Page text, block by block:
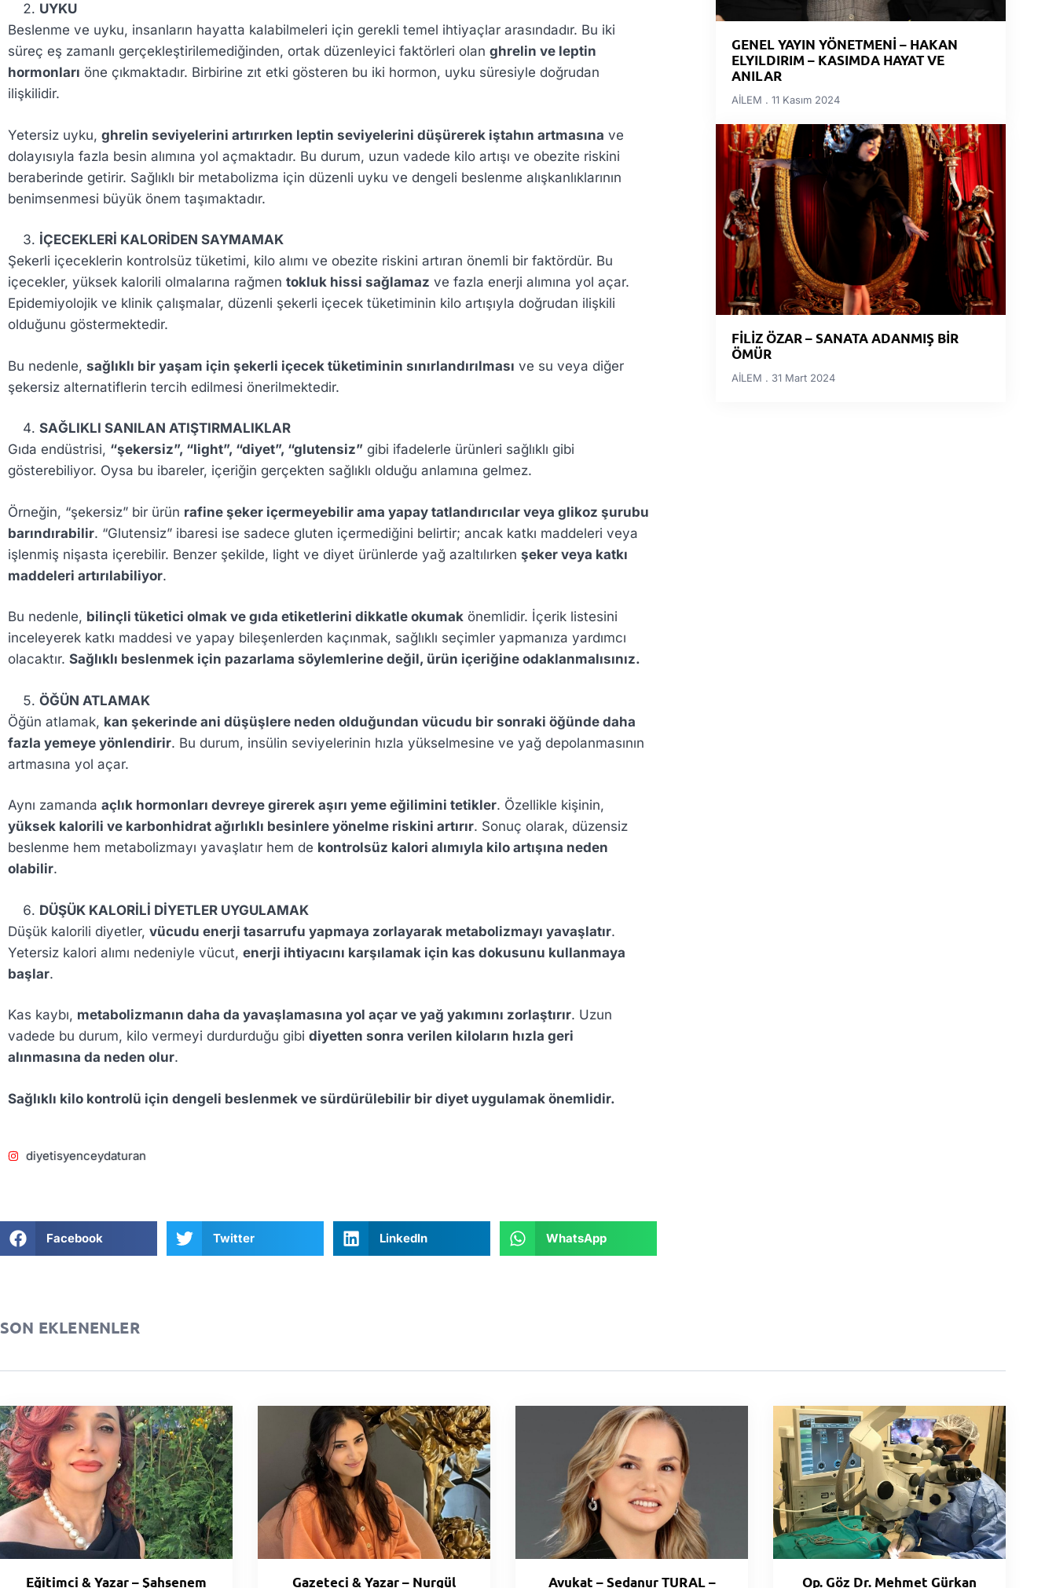
UYKU
Beslenme ve uyku, insanların hayatta kalabilmeleri için gerekli temel ihtiyaçlar arasındadır. Bu iki
süreç eş zamanlı gerçekleştirilemediğinden, ortak düzenleyici faktörleri olan ghrelin ve leptin
hormonları öne çıkmaktadır. Birbirine zıt etki gösteren bu iki hormon, uyku süresiyle doğrudan
ilişkilidir.
Yetersiz uyku, ghrelin seviyelerini artırırken leptin seviyelerini düşürerek iştahın artmasına ve
dolayısıyla fazla besin alımına yol açmaktadır. Bu durum, uzun vadede kilo artışı ve obezite riskini
beraberinde getirir. Sağlıklı bir metabolizma için düzenli uyku ve dengeli beslenme alışkanlıklarının
benimsenmesi büyük önem taşımaktadır.
İÇECEKLERİ KALORİDEN SAYMAMAK
Şekerli içeceklerin kontrolsüz tüketimi, kilo alımı ve obezite riskini artıran önemli bir faktördür. Bu
içecekler, yüksek kalorili olmalarına rağmen tokluk hissi sağlamaz ve fazla enerji alımına yol açar.
Epidemiyolojik ve klinik çalışmalar, düzenli şekerli içecek tüketiminin kilo artışıyla doğrudan ilişkili
olduğunu göstermektedir.
Bu nedenle, sağlıklı bir yaşam için şekerli içecek tüketiminin sınırlandırılması ve su veya diğer
şekersiz alternatiflerin tercih edilmesi önerilmektedir.
SAĞLIKLI SANILAN ATIŞTIRMALIKLAR
Gıda endüstrisi, “şekersiz”, “light”, “diyet”, “glutensiz” gibi ifadelerle ürünleri sağlıklı gibi
gösterebiliyor. Oysa bu ibareler, içeriğin gerçekten sağlıklı olduğu anlamına gelmez.
Örneğin, “şekersiz” bir ürün rafine şeker içermeyebilir ama yapay tatlandırıcılar veya glikoz şurubu
barındırabilir. “Glutensiz” ibaresi ise sadece gluten içermediğini belirtir; ancak katkı maddeleri veya
işlenmiş nişasta içerebilir. Benzer şekilde, light ve diyet ürünlerde yağ azaltılırken şeker veya katkı
maddeleri artırılabiliyor.
Bu nedenle, bilinçli tüketici olmak ve gıda etiketlerini dikkatle okumak önemlidir. İçerik listesini
inceleyerek katkı maddesi ve yapay bileşenlerden kaçınmak, sağlıklı seçimler yapmanıza yardımcı
olacaktır. Sağlıklı beslenmek için pazarlama söylemlerine değil, ürün içeriğine odaklanmalısınız.
ÖĞÜN ATLAMAK
Öğün atlamak, kan şekerinde ani düşüşlere neden olduğundan vücudu bir sonraki öğünde daha
fazla yemeye yönlendirir. Bu durum, insülin seviyelerinin hızla yükselmesine ve yağ depolanmasının
artmasına yol açar.
Aynı zamanda açlık hormonları devreye girerek aşırı yeme eğilimini tetikler. Özellikle kişinin,
yüksek kalorili ve karbonhidrat ağırlıklı besinlere yönelme riskini artırır. Sonuç olarak, düzensiz
beslenme hem metabolizmayı yavaşlatır hem de kontrolsüz kalori alımıyla kilo artışına neden
olabilir.
DÜŞÜK KALORİLİ DİYETLER UYGULAMAK
Düşük kalorili diyetler, vücudu enerji tasarrufu yapmaya zorlayarak metabolizmayı yavaşlatır.
Yetersiz kalori alımı nedeniyle vücut, enerji ihtiyacını karşılamak için kas dokusunu kullanmaya
başlar.
Kas kaybı, metabolizmanın daha da yavaşlamasına yol açar ve yağ yakımını zorlaştırır. Uzun
vadede bu durum, kilo vermeyi durdurduğu gibi diyetten sonra verilen kiloların hızla geri
alınmasına da neden olur.
Sağlıklı kilo kontrolü için dengeli beslenmek ve sürdürülebilir bir diyet uygulamak önemlidir.
diyetisyenceydaturan
Facebook Twitter LinkedIn WhatsApp
GENEL YAYIN YÖNETMENİ – HAKAN
ELYILDIRIM – KASIMDA HAYAT VE
ANILAR
AİLEM 11 Kasım 2024
FİLİZ ÖZAR – SANATA ADANMIŞ BİR
ÖMÜR
AİLEM 31 Mart 2024
SON EKLENENLER
Eğitimci & Yazar – Şahsenem Gazeteci & Yazar – Nurgül Avukat – Sedanur TURAL – Op. Göz Dr. Mehmet Gürkan